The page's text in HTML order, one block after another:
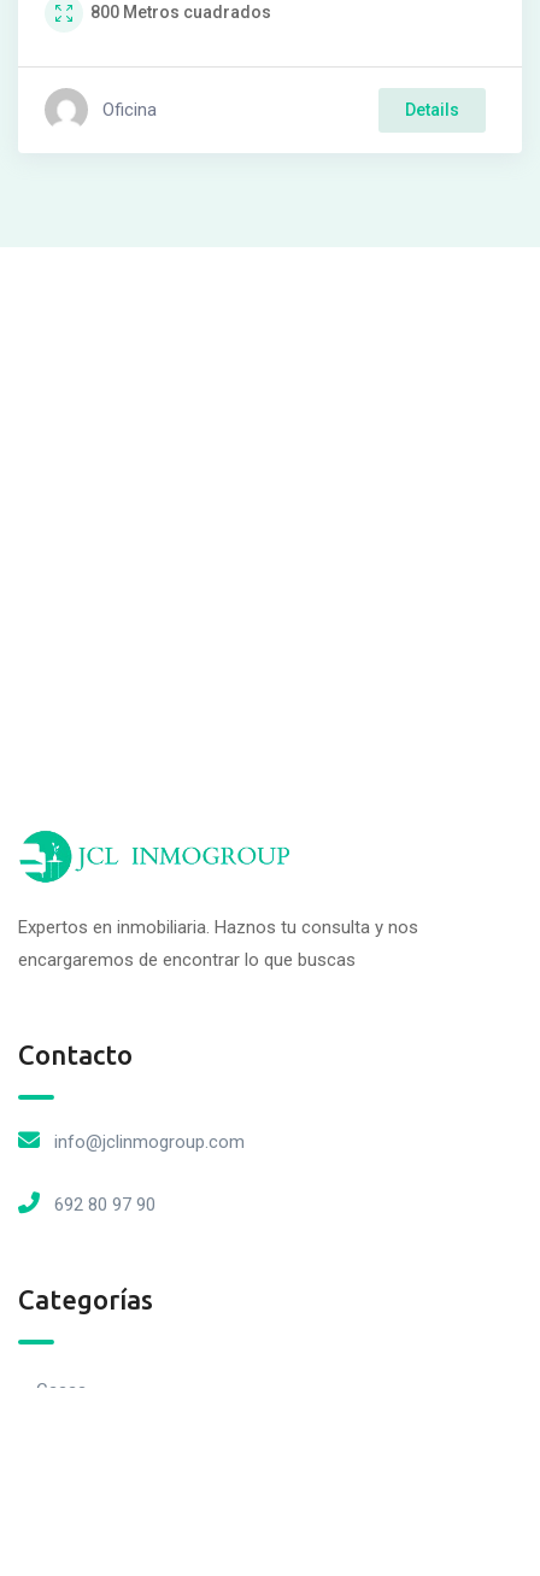
800 Metros cuadrados
Oficina Details
Expertos en inmobiliaria. Haznos tu consulta y nos
encargaremos de encontrar lo que buscas
Contacto
info@jclinmogroup.com
692 80 97 90
Categorías
Casas